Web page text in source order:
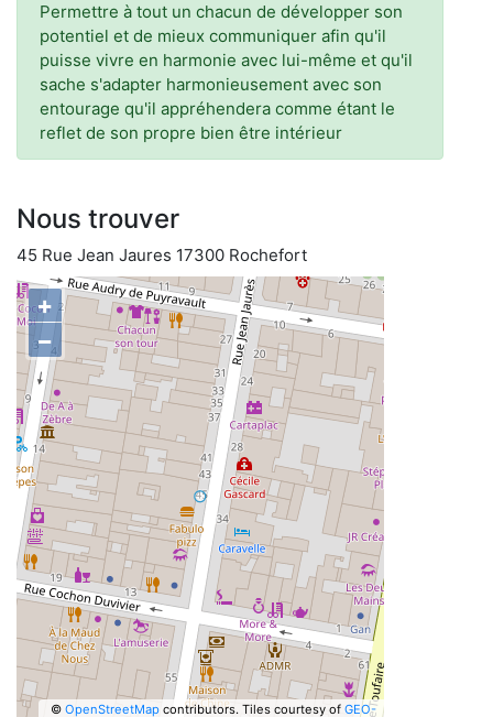
Permettre à tout un chacun de développer son
potentiel et de mieux communiquer afin qu'il
puisse vivre en harmonie avec lui-même et qu'il
sache s'adapter harmonieusement avec son
entourage qu'il appréhendera comme étant le
reflet de son propre bien être intérieur
Nous trouver
45 Rue Jean Jaures 17300 Rochefort
+
−
© OpenStreetMapcontributors. Tiles courtesy of GEO-